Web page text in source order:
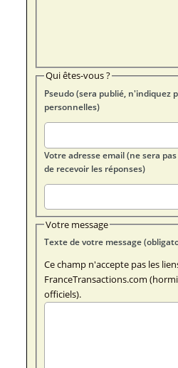
Qui êtes-vous ?
Pseudo (sera publié, n'indiquez
personnelles)
Votre adresse email (ne sera
de recevoir les réponses)
Votre message
Texte de votre
Ce champ n'accepte pas les
FranceTransactions.com
officiels).